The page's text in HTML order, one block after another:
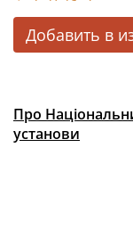
Добавить в
Про
установи